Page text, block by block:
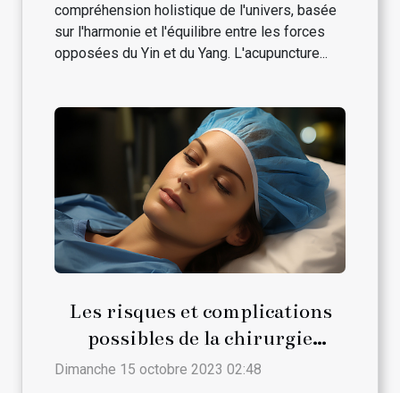
compréhension holistique de l'univers, basée
sur l'harmonie et l'équilibre entre les forces
opposées du Yin et du Yang. L'acupuncture...
Les risques et complications
possibles de la chirurgie
esthétique
Dimanche 15 octobre 2023 02:48